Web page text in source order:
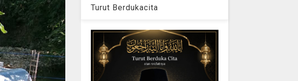
Turut Berdukacita